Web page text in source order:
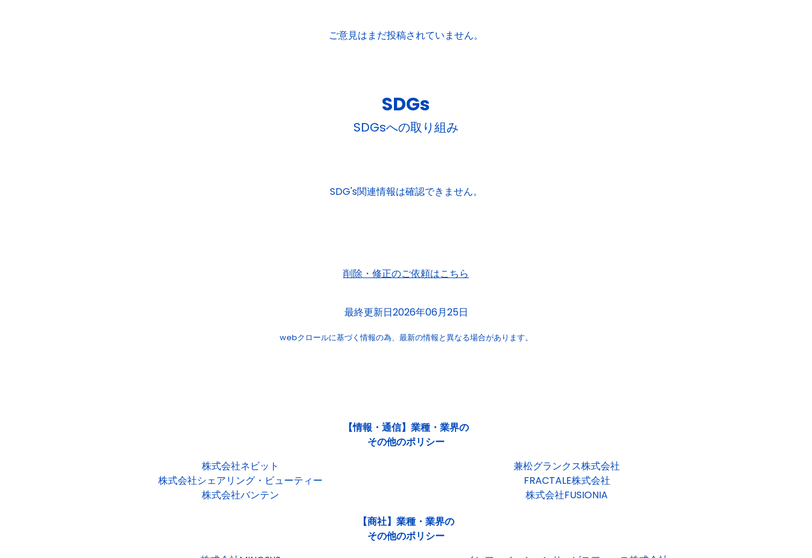
ご意見はまだ投稿されていません。
SDGs
SDGsへの取り組み
SDG's関連情報は確認できません。
削除・修正のご依頼はこちら
最終更新日2026年06月25日
webクロールに基づく情報の為、 最新の情報と異なる場合があります。
【情報・通信】業種・業界の
その他のポリシー
株式会社ネビット
兼松グランクス株式会社
株式会社シェアリング・ビューティー
FRACTALE株式会社
株式会社バンテン
株式会社FUSIONIA
【商社】業種・業界の
その他のポリシー